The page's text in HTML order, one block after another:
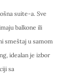
suite-a. Sve
balkone ili
smeštaj u samom
idealan je izbor
sa